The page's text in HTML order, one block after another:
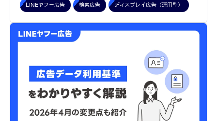
LINEヤフー広告 検索広告 ディスプレイ広告（運用型）